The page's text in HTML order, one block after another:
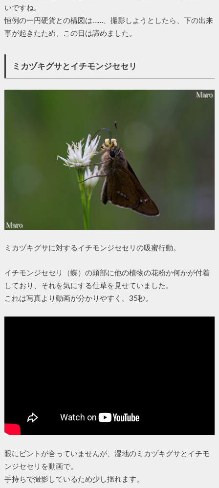
いですね。
恒例の一円硬貨との構図は……、撮影しようとしたら、下の出来
事が起きたため、この日は諦めました。
ミカヅキグサとイチモンジセセリ
ミカヅキグサに対するイチモンジセセリの吸蜜行動。
イチモンジセセリ（蝶）の頭部に他の植物の花粉か何かが付着
しており、それを気にする仕草を見せていました。
これは写真より動画が分かりやすく。35秒。
眼にピントが合っていませんが、湿地のミカヅキグサとイチモ
ンジセセリを動画で。
手持ちで撮影しているため少し揺れます。